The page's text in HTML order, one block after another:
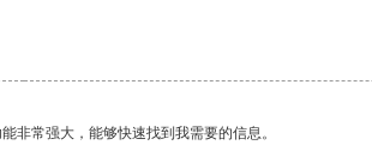
非常强大，能够快速找到我需要的信息。